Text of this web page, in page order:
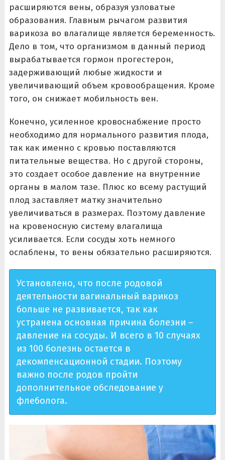
расширяются вены, образуя узловатые
образования. Главным рычагом развития
варикоза во влагалище является беременность.
Дело в том, что организмом в данный период
вырабатывается гормон прогестерон,
задерживающий любые жидкости и
увеличивающий объем кровообращения. Кроме
того, он снижает мобильность вен.
Конечно, усиленное кровоснабжение просто
необходимо для нормального развития плода,
так как именно с кровью поставляются
питательные вещества. Но с другой стороны,
это создает особое давление на внутренние
органы в малом тазе. Плюс ко всему растущий
плод заставляет матку значительно
увеличиваться в размерах. Поэтому давление
на кровеносную систему влагалища
усиливается. Если сосуды хоть немного
ослаблены, то вены обязательно расширяются.
Установлено, что после родовой
деятельности вагинальный варикоз
больше не развивается, так как
устранена основная причина болезни –
давление на сосуды. И всего в 10 случаях
из 100 болезнь остается в
декомпенсационной стадии. Поэтому
важно после родов пройти
дополнительное обследование у
флеболога.